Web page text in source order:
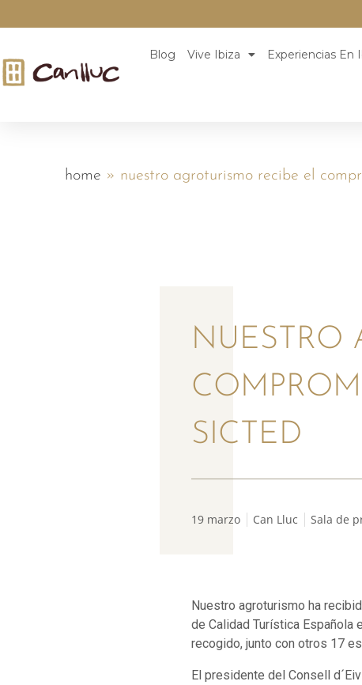
Blog Vive Ibiza Experiencias En
home » nuestro agroturismo recibe el
NUESTRO
SICTED
19 marzo Can Lluc Sala de
Nuestro agroturismo ha
de Calidad Turística Española
recogido, junto con otros 17
El presidente del Consell